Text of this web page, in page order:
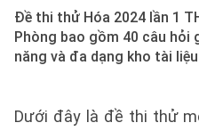
Đề thi thử Hóa 2024 lần 1
Phòng bao gồm 40 câu hỏi
năng và đa dạng kho tài
Dưới đây là đề thi thử